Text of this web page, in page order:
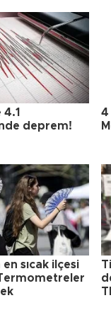
deprem!
4
en sıcak ilçesi